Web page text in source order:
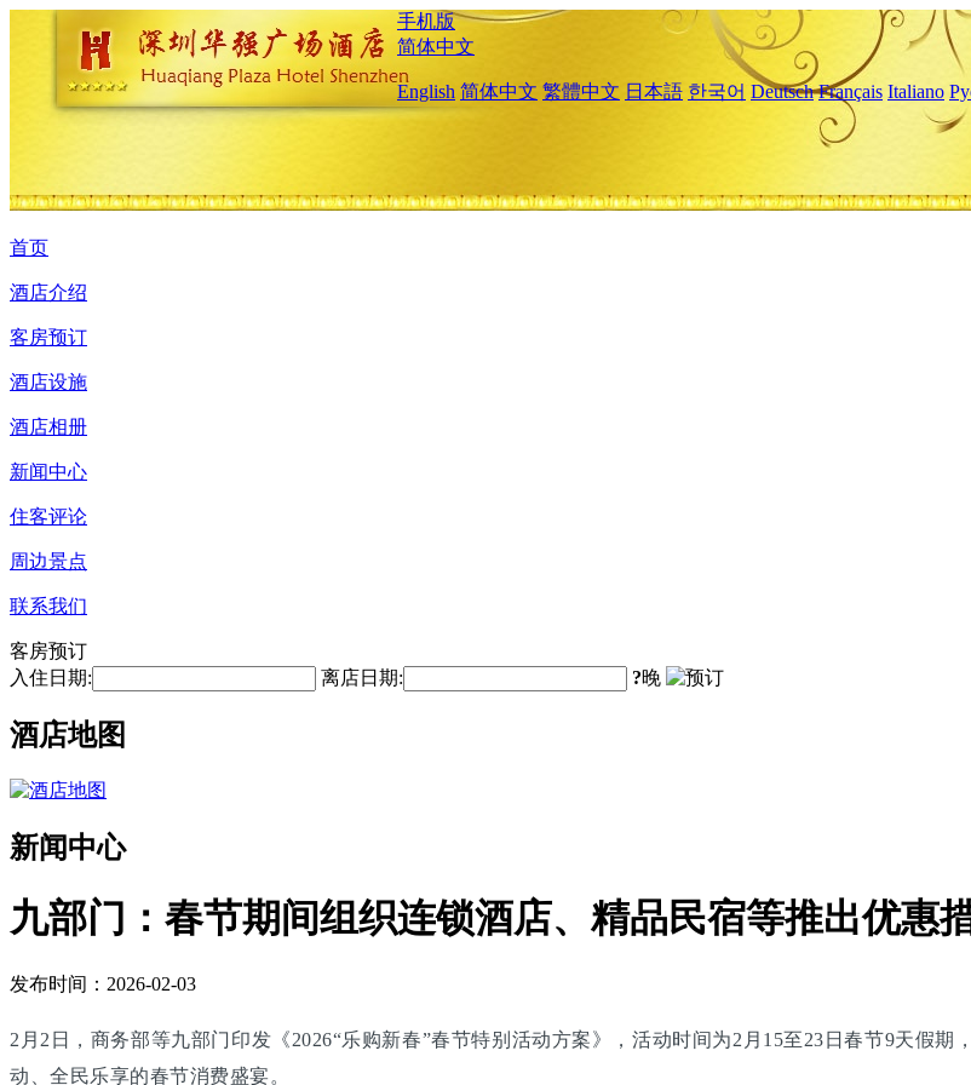
手机版
简体中文
English 简体中文 繁體中文 日本語 한국어 Deutsch Français Italiano
首页
酒店介绍
客房预订
酒店设施
酒店相册
新闻中心
住客评论
周边景点
联系我们
客房预订
入住日期:
离店日期: ?晚
酒店地图
新闻中心
九部门：春节期间组织连锁酒店、精品民宿等推出优惠
发布时间：2026-02-03
2月2日，商务部等九部门印发《2026“乐购新春”春节特别活动方案》，活动时间为2月15至23日春节9天假
动、全民乐享的春节消费盛宴。